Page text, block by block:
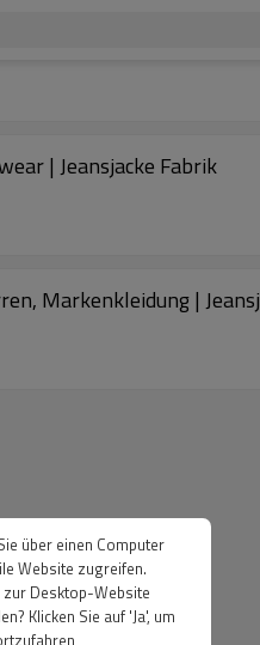
| Jeansjacke Fabrik
Markenkleidung |
über einen Computer
Website zugreifen.
zur Desktop-Website
Klicken Sie auf 'Ja', um